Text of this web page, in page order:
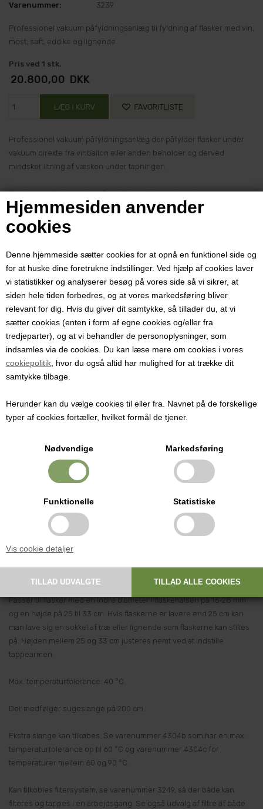
Hjemmesiden anvender
cookies
Denne hjemmeside sætter cookies for at opnå en funktionel side og
for at huske dine foretrukne indstillinger. Ved hjælp af cookies laver
vi statistikker og analyserer besøg på vores side så vi sikrer, at
siden hele tiden forbedres, og at vores markedsføring bliver
relevant for dig. Hvis du giver dit samtykke, så tillader du, at vi
sætter cookies (enten i form af egne cookies og/eller fra
tredjeparter), og at vi behandler de personoplysninger, som
indsamles via de cookies. Du kan læse mere om cookies i vores
cookiepolitik , hvor du også altid har mulighed for at trække dit
samtykke tilbage.
Herunder kan du vælge cookies til eller fra. Navnet på de forskellige
typer af cookies fortæller, hvilket formål de tjener.
Nødvendige Markedsføring
Funktionelle Statistiske
Vis cookie detaljer
Varenummer: 3239
Professionel vakuum påfyldningsanlæg til fyldning af flasker med vin,
most, saft, eddike og lignende.
Pris ved 1 stk.
20.800,00 DKK
Professionel vakuum påfyldningsanlæg der påfylder flasker under
vakuum direkte fra vinballon eller anden beholder og derved
mindsker iltning af væsken under tapningen.
Kan bruges til vin, most, saft, eddike og lignende væsker.
Starter automatisk når flasken presses mod påfyldningsaggregatet
og stopper når flasken er fyldt til det ønskede niveau da apparatet
højden på flasken kan justeres.
Passer perfekt til den mindre vingård, gårdbutik med mere.
Eventuelt overskydende væske fra påfyldningen, som følge af skum
eller luftbobler, ledes automatisk over i beholderen bag på apparatet.
Dette kan efterfølgende fyldes på flaske. Derfor går der ikke noget til
Beholderen man påfylder fra skal helst stå på samme niveau som
vakuumfunktionen skal arbejde hårdere for at fylde flaskerne og det
kan ske at de ikke fyldet helt til det indstillede niveau.
Der kan fyldes op til cirka 300 flasker (0,75 l) i timen med denne
Illustration
Meget nem at skille af og rengøre med varmt vand.
Passer til flasker med en indre diameter i flaskehalsen på 16-28 mm
og en højde på 25 til 33 cm. Hvis flaskerne er lavere end 25 cm kan
man lave sig en sokkel af træ eller lignende som flaskerne kan stilles
på. Højden mellem 25 og 33 cm justeres nemt ved at indstille
tappearmen.
Max. temperaturtolerance: 40 °C.
Der medfølger sugeslange på 200 cm.
Ekstra slange kan tilkøbes. Se varenummer 4304b som har en max.
temperaturtolerance op til 60 °C og varenummer 4304c for
temperaturer mellem 60 og 90 °C.
Kan tilkobles filtersystem, se varenummer 3249, så der både kan
filteres og tappes i en arbejdsgang. Se også udvalg af filtre af både